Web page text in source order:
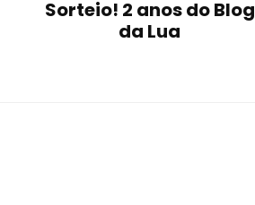
Sorteio! 2 anos do Blog
da Lua